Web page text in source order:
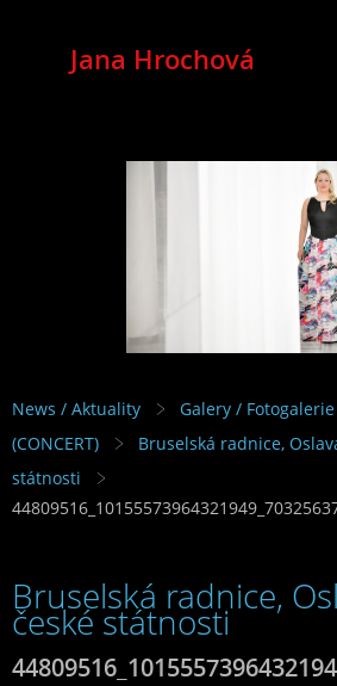
Jana Hrochová
MEZZOSOPRANO
News / Aktuality Galery / Fotogalerie
(CONCERT)
Bruselská radnice,
státnosti
Bruselská radnice,
české státnosti